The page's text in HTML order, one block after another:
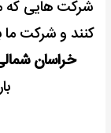
شرکت هایی که
کنند و شرکت
خراسان